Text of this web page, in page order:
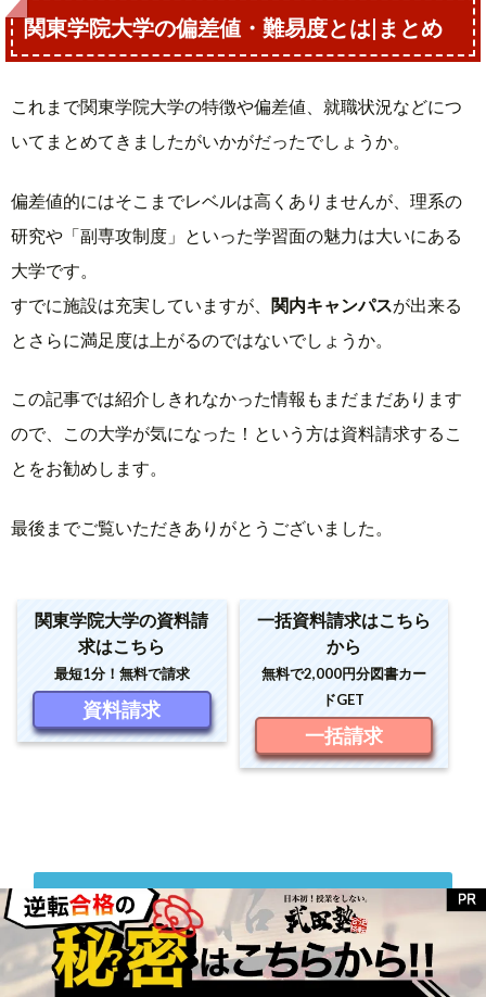
関東学院大学の偏差値・難易度とは|まとめ
これまで関東学院大学の特徴や偏差値、就職状況などにつ
いてまとめてきましたがいかがだったでしょうか。
偏差値的にはそこまでレベルは高くありませんが、理系の
研究や「副専攻制度」といった学習面の魅力は大いにある
大学です。
すでに施設は充実していますが、 関内キャンパスが出来る
とさらに満足度は上がるのではないでしょうか。
この記事では紹介しきれなかった情報もまだまだあります
ので、この大学が気になった！という方は資料請求するこ
とをお勧めします。
最後までご覧いただきありがとうございました。
関東学院大学の資料請
求はこちら
最短1分！無料で請求
資料請求
一括資料請求はこちら
から
無料で2,000円分図書カー
ドGET
一括請求
口コミを見る(0件)
コメントを書く